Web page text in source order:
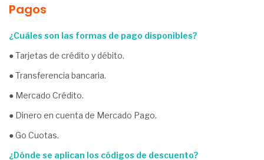
Pagos
¿Cuáles son las formas de pago disponibles?
● Tarjetas de crédito y débito.
● Transferencia bancaria.
● Mercado Crédito.
● Dinero en cuenta de Mercado Pago.
● Go Cuotas.
¿Dónde se aplican los códigos de descuento?